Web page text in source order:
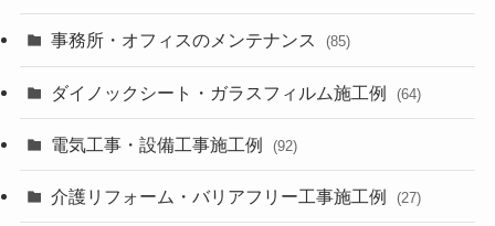
事務所・オフィスのメンテナンス (85)
ダイノックシート・ガラスフィルム施工例 (64)
電気工事・設備工事施工例 (92)
介護リフォーム・バリアフリー工事施工例 (27)